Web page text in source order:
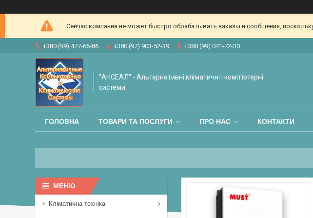
Сейчас компания не может быстро обрабатывать заказы и сообщения,
+380 (99) 477-66-86 +380 (97) 903-52-39 +380 (99) 041-72-30
"АНСЕАЛ" - Альтернативні кліматичні і комп'ютерні
системи
ГОЛОВНА ТОВАРИ ТА ПОСЛУГИ ПРО НАС КОНТАКТИ
Кліматична техніка